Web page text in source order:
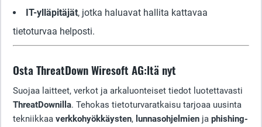
IT-ylläpitäjät, jotka haluavat hallita kattavaa
tietoturvaa helposti.
Osta ThreatDown Wiresoft AG:ltä nyt
Suojaa laitteet, verkot ja arkaluonteiset tiedot luotettavasti
ThreatDownilla. Tehokas tietoturvaratkaisu tarjoaa uusinta
tekniikkaa verkkohyökkäysten, lunnasohjelmien ja phishing-